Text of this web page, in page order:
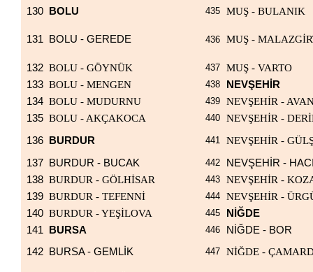
130 BOLU 435 MUŞ - BULANIK
131 BOLU - GEREDE 436 MUŞ -
132 BOLU - GÖYNÜK 437
MUŞ - VARTO
133 BOLU - MENGEN 438
NEVŞEHİR
134 BOLU - MUDURNU 439
NEVŞEHİR -
135 BOLU - AKÇAKOCA 440
NEVŞEHİR -
136
BURDUR 441
NEVŞEHİR -
137
BURDUR - BUCAK 442
NEVŞEHİR -
138 BURDUR - GÖLHİSAR 443
NEVŞEHİR -
139 BURDUR - TEFENNİ 444
NEVŞEHİR -
140 BURDUR - YEŞİLOVA 445
NİĞDE
141
BURSA 446
NİĞDE - BOR
142
BURSA - GEMLİK 447 NİĞDE -